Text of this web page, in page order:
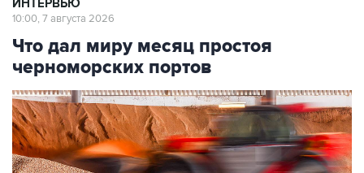
Что дал миру месяц простоя
черноморских портов